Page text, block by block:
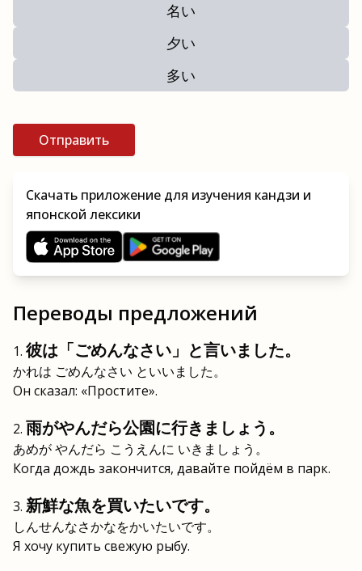
名い
夕い
多い
Отправить
Скачать приложение для изучения кандзи и
японской лексики
Переводы предложений
彼は「ごめんなさい」と言いました。
かれは ごめんなさい といいました。
Он сказал: «Простите».
雨がやんだら公園に行きましょう。
あめが やんだら こうえんに いきましょう。
Когда дождь закончится, давайте пойдём в парк.
新鮮な魚を買いたいです。
しんせんなさかなをかいたいです。
Я хочу купить свежую рыбу.